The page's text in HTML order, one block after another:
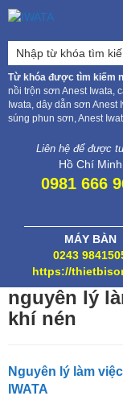
Từ khóa được tìm kiếm
nồi trộn sơn Anest Iwata,
Iwata, dây dẫn sơn Anest
súng phun sơn, Anest
Liên hệ để được
Hồ Chí Minh
0981 666
MÁY BÀN
0243
https://
nguyên lý
khí nén
Nguyên lý làm
IWATA